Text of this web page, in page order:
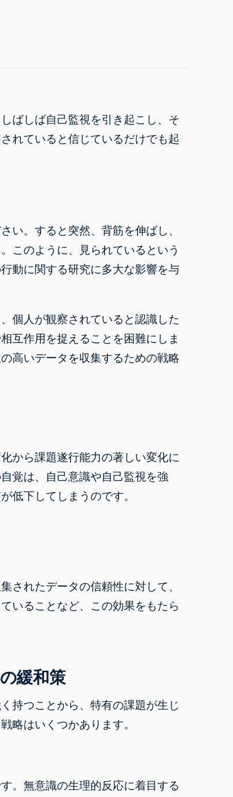
ばしば自己監視を引き起こし、そ
れていると信じているだけでも起
い。すると突然、背筋を伸ばし、
このように、見られているという
動に関する研究に多大な影響を与
個人が観察されていると認識した
互作用を捉えることを困難にしま
高いデータを収集するための戦略
から課題遂行能力の著しい変化に
覚は、自己意識や自己監視を強
低下してしまうのです。
されたデータの信頼性に対して、
いることなど、この効果をもたら
緩和策
持つことから、特有の課題が生じ
略はいくつかあります。
。無意識の生理的反応に着目する